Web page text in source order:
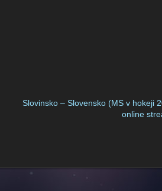
Slovinsko – Slovensko (MS v hokeji
online